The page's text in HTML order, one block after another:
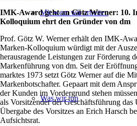
Mit wem wir arbeiten
Was wir tun
IMK-Award geht an Götz Werner: 10.
Kolloquium ehrt den Gründer von dm
Prof. Götz W. Werner erhält den IMK-
Marken-Kolloquium würdigt mit der
herausragende Leistungen zur Förderung
Markenführung von dm. Seit der
marktes 1973 setzt Götz Werner auf die
Markenbotschafter. Gepaart mit dem
der Kunden im Vordergrund stehen
als Vorsitzender der Geschäftsführung das
Übergabe des Vorsitzes an Erich Harsch
Aufsichtsrat.